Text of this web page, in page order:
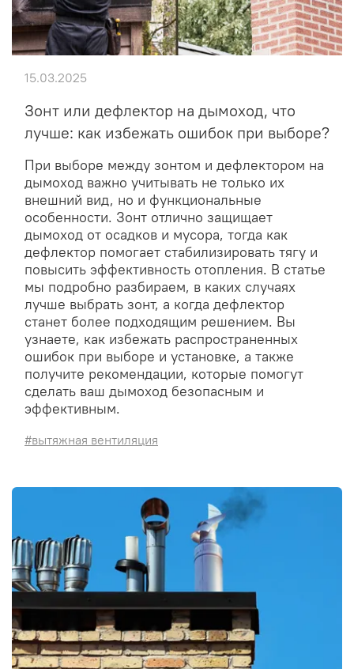
Зонт или дефлектор на дымоход, что
лучше: как избежать ошибок при выборе?
При выборе между зонтом и дефлектором на
дымоход важно учитывать не только их
внешний вид, но и функциональные
особенности. Зонт отлично защищает
дымоход от осадков и мусора, тогда как
дефлектор помогает стабилизировать тягу и
повысить эффективность отопления. В статье
мы подробно разбираем, в каких случаях
лучше выбрать зонт, а когда дефлектор
станет более подходящим решением. Вы
узнаете, как избежать распространенных
ошибок при выборе и установке, а также
получите рекомендации, которые помогут
сделать ваш дымоход безопасным и
эффективным.
15.03.2025
#вытяжная вентиляция